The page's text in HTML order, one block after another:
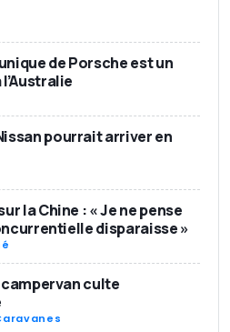
de Porsche est un
pourrait arriver en
la Chine : « Je ne pense
disparaisse »
culte